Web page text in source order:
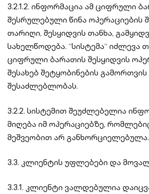
3.2.1.2. ინფორმაცია ამ ციფრული
შესრულებული წინა ოპერაციების
თარიღი, შესყიდვის თანხა,
სახელწოდება. “სისტემა“ იძლევა
ციფრული ბარათის შესყიდვის
შესახებ შეტყობინების გამორთვის
შესაძლებლობას.
3.2.2. სისტემით შეუძლებელია
მიღება იმ ოპერაციებზე,
მეშვეობით არ განხორციელებულა.
3.3. კლიენტის უფლებები და
3.3.1. კლიენტი ვალდებულია